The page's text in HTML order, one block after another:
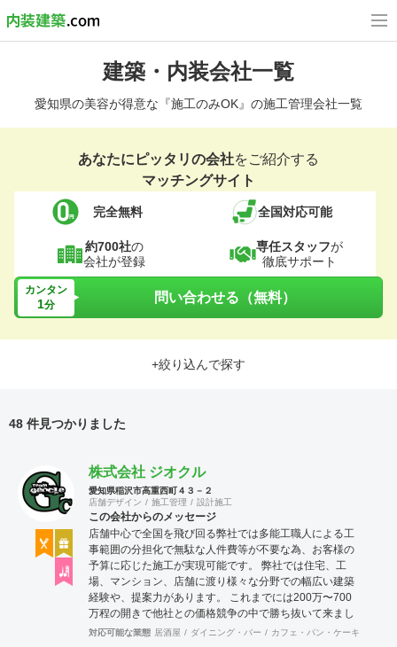
建築・内装会社一覧
愛知県の美容が得意な『施工のみOK』の施工管理会社一覧
あなたにピッタリの会社をご紹介する
マッチングサイト
完全無料 全国対応可能
約700社の
会社が登録
専任スタッフが
徹底サポート
カンタン
1分 問い合わせる（無料）
+絞り込んで探す
48 件見つかりました
株式会社 ジオクル
愛知県稲沢市高重西町４３－２
店舗デザイン
施工管理 設計施工
この会社からのメッセージ
店舗中心で全国を飛び回る弊社では多能工職人による工
事範囲の分担化で無駄な人件費等が不要な為、お客様の
予算に応じた施工が実現可能です。 弊社では住宅、工
場、マンション、店舗に渡り様々な分野での幅広い建築
経験や、提案力があります。 これまでには200万〜700
万程の開きで他社との価格競争の中で勝ち抜いて来まし
た。 お問い合わせは メール
対応可能な業態 居酒屋 ダイニング・バー カフェ・パン・ケーキ